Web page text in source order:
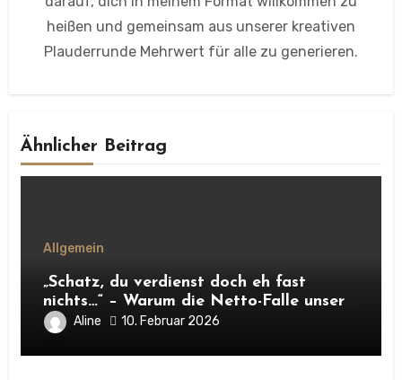
heißen und gemeinsam aus unserer kreativen
Plauderrunde Mehrwert für alle zu generieren.
Ähnlicher Beitrag
Allgemein
„Schatz, du verdienst doch eh fast
nichts…“ – Warum die Netto-Falle unsere
Unabhängigkeit frisst
Aline 10. Februar 2026